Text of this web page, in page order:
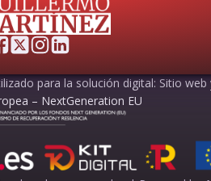
para la solución digital: Sitio
– NextGeneration EU